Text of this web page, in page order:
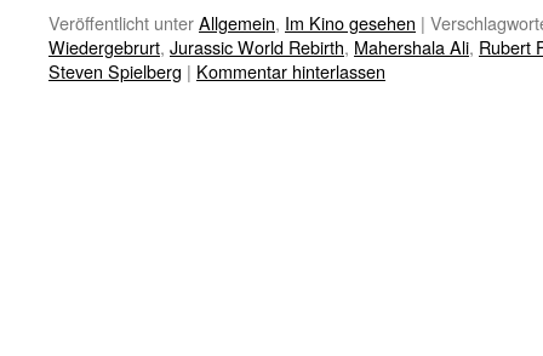
Veröffentlicht unterAllgemein, Im Kino gesehen |
Wiedergebrurt, Jurassic World Rebirth, Mahershala Ali, Rubert
Steven Spielberg | Kommentar hinterlassen